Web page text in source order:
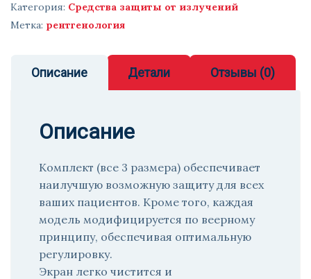
Категория: Средства защиты от излучений
Метка: рентгенология
Описание Детали Отзывы (0)
Описание
Комплект (все 3 размера) обеспечивает
наилучшую возможную защиту для всех
ваших пациентов. Кроме того, каждая
модель модифицируется по веерному
принципу, обеспечивая оптимальную
регулировку.
Экран легко чистится и